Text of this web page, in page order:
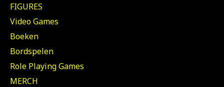
FIGURES
Video Games
Boeken
Bordspelen
Role Playing Games
MERCH